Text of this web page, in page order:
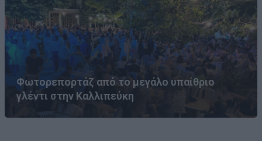
Φωτορεπορτάζ από το μεγάλο υπαίθριο
γλέντι στην Καλλιπεύκη